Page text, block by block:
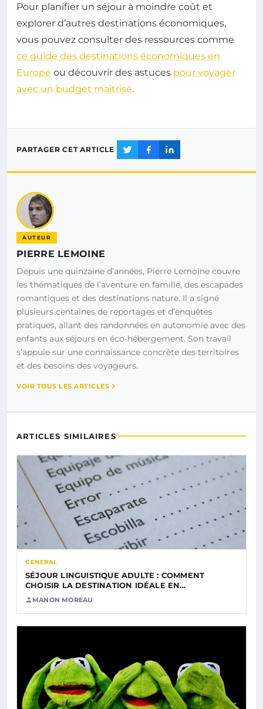
Pour planifier un séjour à moindre coût et
explorer d’autres destinations économiques,
vous pouvez consulter des ressources comme
ce guide des destinations économiques en
Europe ou découvrir des astuces pour voyager
avec un budget maîtrisé.
PARTAGER CET ARTICLE
AUTEUR
PIERRE LEMOINE
Depuis une quinzaine d’années, Pierre Lemoine couvre
les thématiques de l’aventure en famille, des escapades
romantiques et des destinations nature. Il a signé
plusieurs centaines de reportages et d’enquêtes
pratiques, allant des randonnées en autonomie avec des
enfants aux séjours en éco-hébergement. Son travail
s’appuie sur une connaissance concrète des territoires
et des besoins des voyageurs.
VOIR TOUS LES ARTICLES
ARTICLES SIMILAIRES
GENERAL
SÉJOUR LINGUISTIQUE ADULTE : COMMENT
CHOISIR LA DESTINATION IDÉALE EN…
MANON MOREAU